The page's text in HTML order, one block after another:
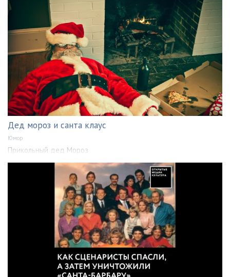
Дед мороз и санта клаус
Юмор
Прикольный дед Мороз